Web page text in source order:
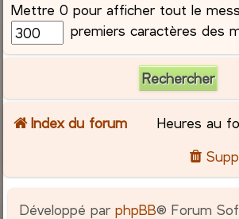
Mettre 0 pour afficher tout le
premiers caractères des
Index du forum Heures au
Développé parphpBB® Forum